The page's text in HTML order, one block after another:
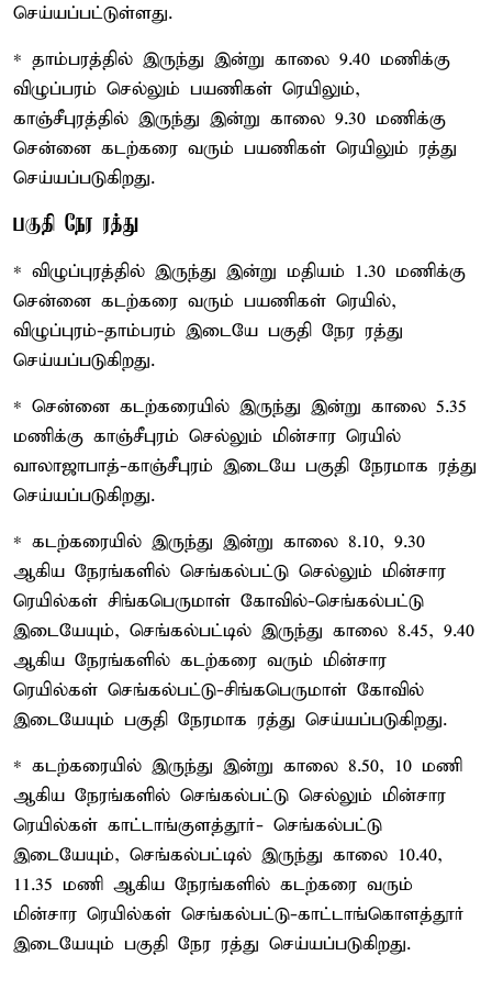
செய்யப்பட்டுள்ளது.
* தாம்பரத்தில் இருந்து இன்று காலை 9.40 மணிக்கு
விழுப்பரம் செல்லும் பயணிகள் ரெயிலும்,
காஞ்சீபுரத்தில் இருந்து இன்று காலை 9.30 மணிக்கு
சென்னை கடற்கரை வரும் பயணிகள் ரெயிலும் ரத்து
செய்யப்படுகிறது.
பகுதி நேர ரத்து
* விழுப்புரத்தில் இருந்து இன்று மதியம் 1.30 மணிக்கு
சென்னை கடற்கரை வரும் பயணிகள் ரெயில்,
விழுப்புரம்-தாம்பரம் இடையே பகுதி நேர ரத்து
செய்யப்படுகிறது.
* சென்னை கடற்கரையில் இருந்து இன்று காலை 5.35
மணிக்கு காஞ்சீபுரம் செல்லும் மின்சார ரெயில்
வாலாஜாபாத்-காஞ்சீபுரம் இடையே பகுதி நேரமாக ரத்து
செய்யப்படுகிறது.
* கடற்கரையில் இருந்து இன்று காலை 8.10, 9.30
ஆகிய நேரங்களில் செங்கல்பட்டு செல்லும் மின்சார
ரெயில்கள் சிங்கபெருமாள் கோவில்-செங்கல்பட்டு
இடையேயும், செங்கல்பட்டில் இருந்து காலை 8.45, 9.40
ஆகிய நேரங்களில் கடற்கரை வரும் மின்சார
ரெயில்கள் செங்கல்பட்டு-சிங்கபெருமாள் கோவில்
இடையேயும் பகுதி நேரமாக ரத்து செய்யப்படுகிறது.
* கடற்கரையில் இருந்து இன்று காலை 8.50, 10 மணி
ஆகிய நேரங்களில் செங்கல்பட்டு செல்லும் மின்சார
ரெயில்கள் காட்டாங்குளத்தூர்- செங்கல்பட்டு
இடையேயும், செங்கல்பட்டில் இருந்து காலை 10.40,
11.35 மணி ஆகிய நேரங்களில் கடற்கரை வரும்
மின்சார ரெயில்கள் செங்கல்பட்டு-காட்டாங்கொளத்தூர்
இடையேயும் பகுதி நேர ரத்து செய்யப்படுகிறது.